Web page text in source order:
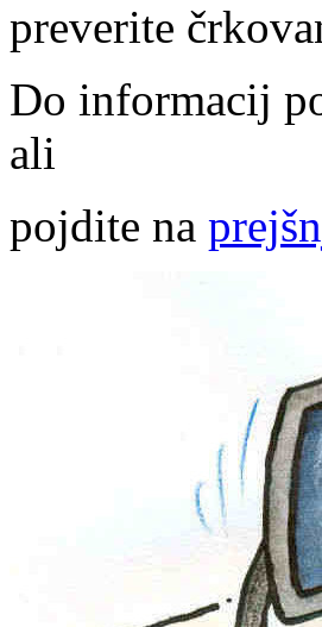
preverite
Do informacij
ali
pojdite na